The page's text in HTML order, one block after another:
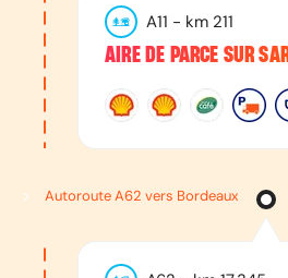
A11 - km 211
AIRE DE PARCE SUR
Autoroute A62 vers Bordeaux